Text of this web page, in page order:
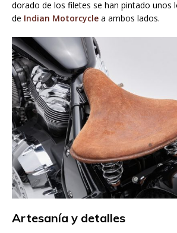
dorado de los filetes se han pintado unos
de Indian Motorcycle a ambos lados.
Artesanía y detalles